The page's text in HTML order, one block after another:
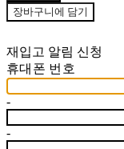
장바구니에 담기
재입고 알림 신청
휴대폰 번호
-
-